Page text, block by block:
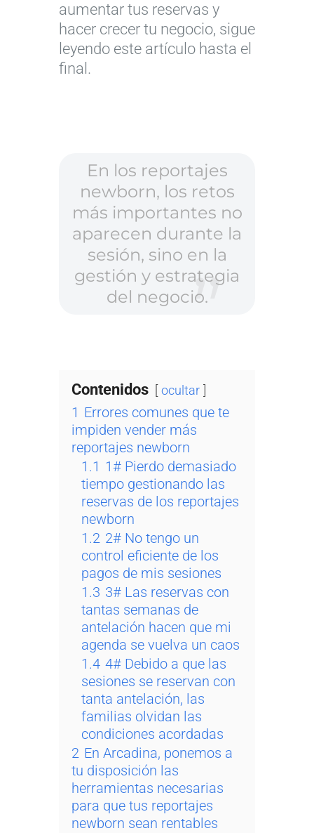
aumentar tus reservas y
hacer crecer tu negocio, sigue
leyendo este artículo hasta el
final.
En los reportajes
newborn, los retos
más importantes no
aparecen durante la
sesión, sino en la
gestión y estrategia
del negocio.
Contenidos ocultar
1 Errores comunes que te
impiden vender más
reportajes newborn
1.1 1# Pierdo demasiado
tiempo gestionando las
reservas de los reportajes
newborn
1.2 2# No tengo un
control eficiente de los
pagos de mis sesiones
1.3 3# Las reservas con
tantas semanas de
antelación hacen que mi
agenda se vuelva un caos
1.4 4# Debido a que las
sesiones se reservan con
tanta antelación, las
familias olvidan las
condiciones acordadas
2 En Arcadina, ponemos a
tu disposición las
herramientas necesarias
para que tus reportajes
newborn sean rentables